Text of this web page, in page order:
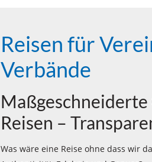
Reisen für
Verbände
Reisen –
Was wäre eine Reise ohne dass wir